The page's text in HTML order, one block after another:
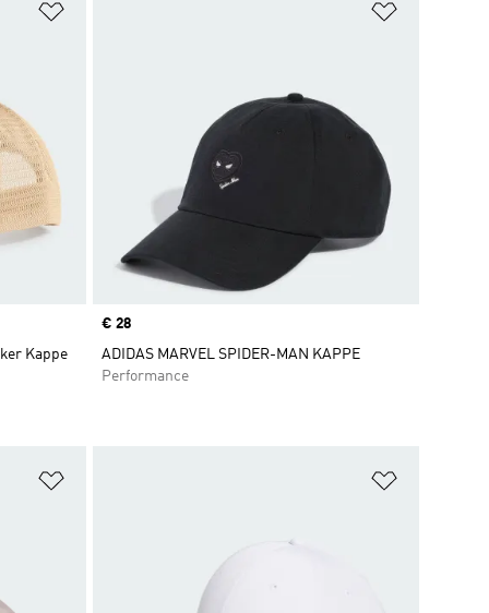
Kappe
Price
€ 28
ADIDAS MARVEL SPIDER-MAN KAPPE
Performance